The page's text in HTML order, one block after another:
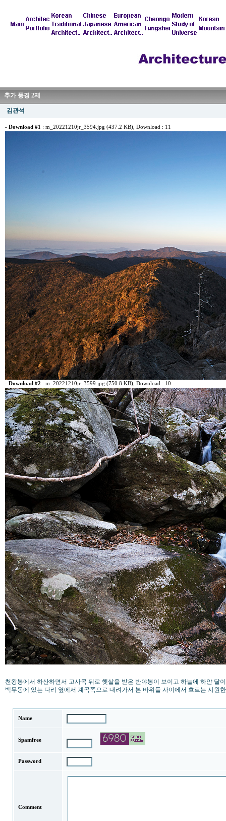
추가 풍경 2제
김관석
- Download #1 : m_20221210jr_3594.jpg (437.2 KB) , Download : 11
- Download #2 : m_20221210jr_3599.jpg (750.8 KB), Download : 10
천왕봉에서 하산하면서 고사목 뒤로 햇살을 받은 반야봉이 보이고 하늘에 하얀 달
백무동에 있는 다리 옆에서 계곡쪽으로 내려가서 본 바위들 사이에서 흐르는 시원
Name
Spamfree
Password
Comment